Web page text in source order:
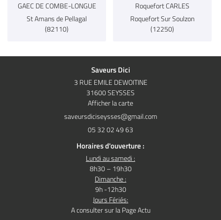
GAEC DE COMBE-LONGUE
St Amans de Pellagal
(82110)
Roquefort CARLES
Roquefort Sur Soulzon
(12250)
Saveurs Dici
3 RUE EMILE DEWOITINE
31600 SEYSSES
Afficher la carte
05 32 02 49 63
Horaires d'ouverture :
Lundi au samedi :
8h30 – 19h30
Dimanche :
9h -12h30
Jours Fériés:
A consulter sur la Page Actu